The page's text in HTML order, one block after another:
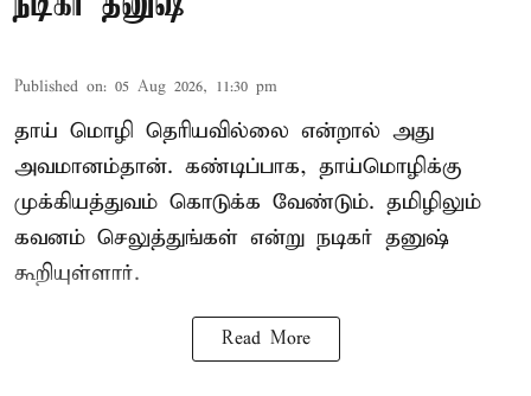
Published on: 05 Aug 2026, 11:30 pm
தாய் மொழி தெரியவில்லை என்றால் அது
அவமானம்தான். கண்டிப்பாக, தாய்மொழிக்கு
முக்கியத்துவம் கொடுக்க வேண்டும். தமிழிலும்
கவனம் செலுத்துங்கள் என்று நடிகர் தனுஷ்
கூறியுள்ளார்.
Read More